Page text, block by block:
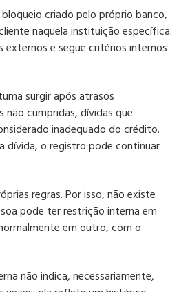
criado pelo próprio banco,
naquela instituição específica.
externos e segue critérios internos
surgir após atrasos
cumpridas, dívidas que
inadequado do crédito.
dívida, o registro pode continuar
regras. Por isso, não existe
pode ter restrição interna em
em outro, com o
não indica, necessariamente,